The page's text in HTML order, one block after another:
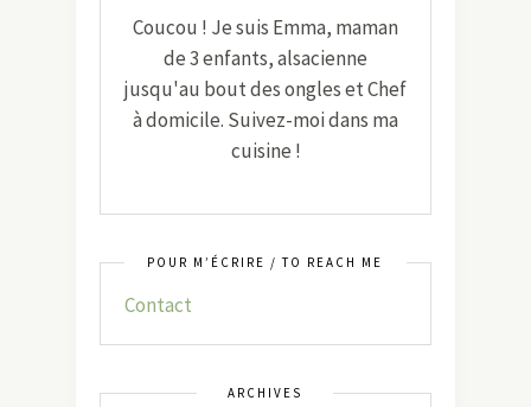
Coucou ! Je suis Emma, maman
de 3 enfants, alsacienne
jusqu'au bout des ongles et Chef
à domicile. Suivez-moi dans ma
cuisine !
POUR M’ÉCRIRE / TO REACH ME
Contact
ARCHIVES